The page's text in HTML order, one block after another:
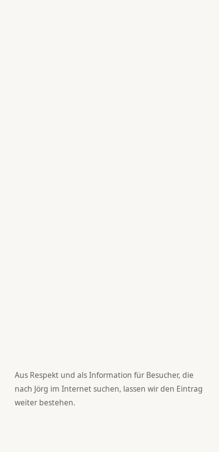
Aus Respekt und als Information für Besucher, die
nach Jörg im Internet suchen, lassen wir den Eintrag
weiter bestehen.